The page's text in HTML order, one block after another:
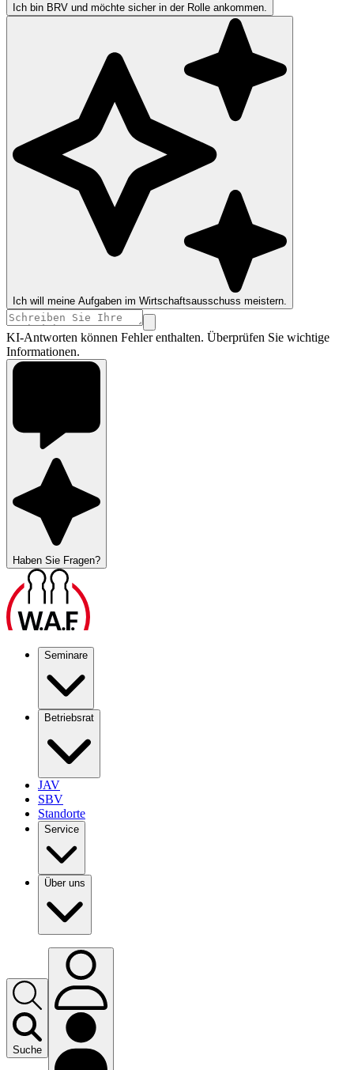
Ich bin BRV und möchte sicher in der Rolle ankommen.
Ich will meine Aufgaben im Wirtschaftsausschuss meistern.
KI-Antworten können Fehler enthalten. Überprüfen Sie wichtige
Informationen.
Haben Sie Fragen?
Seminare
Betriebsrat
JAV
SBV
Standorte
Service
Über uns
Suche